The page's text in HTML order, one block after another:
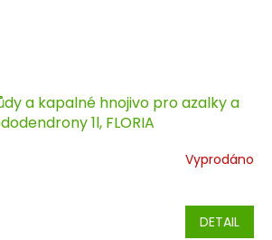
a kapalné hnojivo pro azalky a
1l, FLORIA
Vyprodáno
DETAIL